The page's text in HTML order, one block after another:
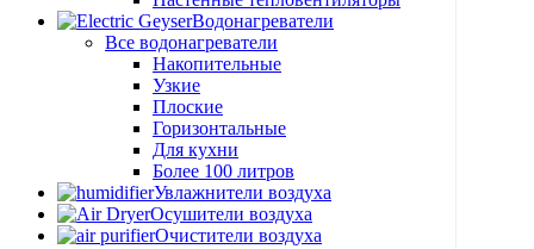
Водонагреватели
Все водонагреватели
Накопительные
Узкие
Плоские
Горизонтальные
Для кухни
Более 100 литров
Увлажнители воздуха
Осушители воздуха
Очистители воздуха